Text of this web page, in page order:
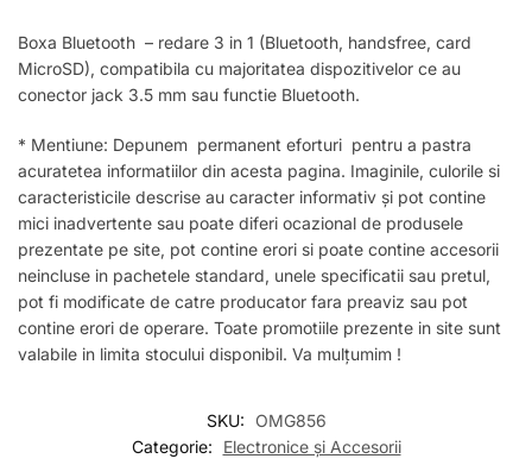
Boxa Bluetooth – redare 3 in 1 (Bluetooth, handsfree, card
MicroSD), compatibila cu majoritatea dispozitivelor ce au
conector jack 3.5 mm sau functie Bluetooth.
* Mentiune: Depunem permanent eforturi pentru a pastra
acuratetea informatiilor din acesta pagina. Imaginile, culorile si
caracteristicile descrise au caracter informativ și pot contine
mici inadvertente sau poate diferi ocazional de produsele
prezentate pe site, pot contine erori si poate contine accesorii
neincluse in pachetele standard, unele specificatii sau pretul,
pot fi modificate de catre producator fara preaviz sau pot
contine erori de operare. Toate promotiile prezente in site sunt
valabile in limita stocului disponibil. Va mulțumim !
SKU:
OMG856
Categorie:
Electronice și Accesorii